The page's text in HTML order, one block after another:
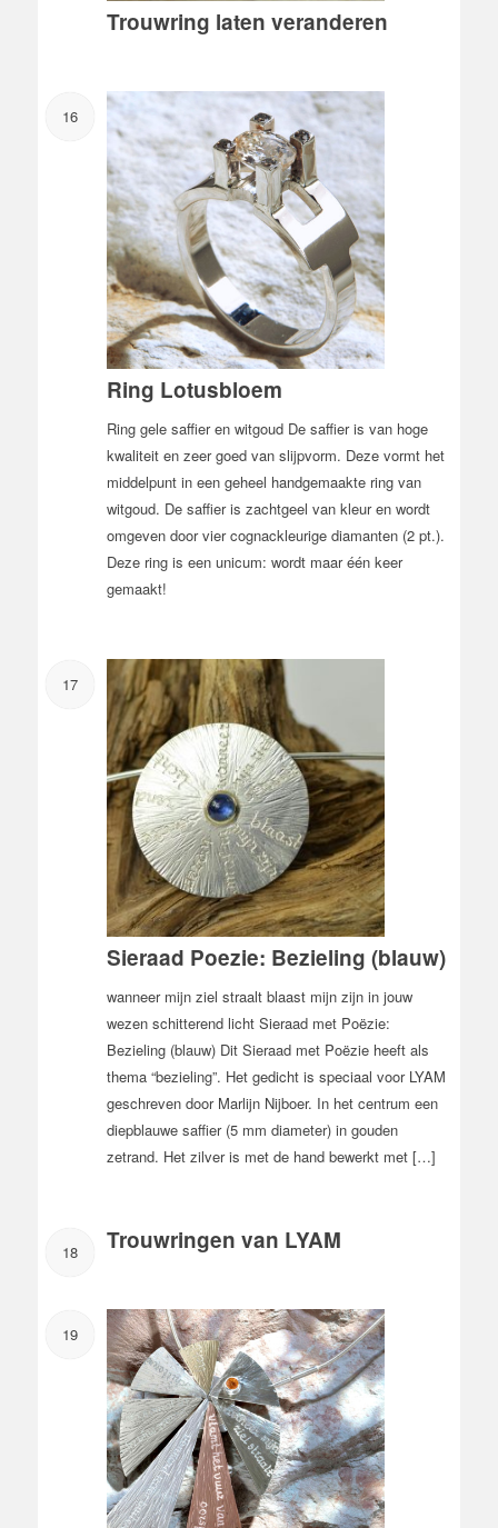
Trouwring laten veranderen
16
Ring Lotusbloem
Ring gele saffier en witgoud De saffier is van hoge
kwaliteit en zeer goed van slijpvorm. Deze vormt het
middelpunt in een geheel handgemaakte ring van
witgoud. De saffier is zachtgeel van kleur en wordt
omgeven door vier cognackleurige diamanten (2 pt.).
Deze ring is een unicum: wordt maar één keer
gemaakt!
17
Sieraad Poezie: Bezieling (blauw)
wanneer mijn ziel straalt blaast mijn zijn in jouw
wezen schitterend licht Sieraad met Poëzie:
Bezieling (blauw) Dit Sieraad met Poëzie heeft als
thema “bezieling”. Het gedicht is speciaal voor LYAM
geschreven door Marlijn Nijboer. In het centrum een
diepblauwe saffier (5 mm diameter) in gouden
zetrand. Het zilver is met de hand bewerkt met […]
18 Trouwringen van LYAM
19